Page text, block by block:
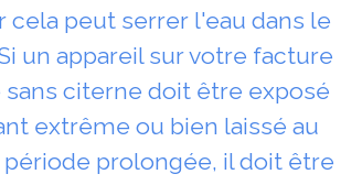
cela peut serrer l'eau dans le
un appareil sur votre facture
sans citerne doit être exposé
extrême ou bien laissé au
prolongée, il doit être